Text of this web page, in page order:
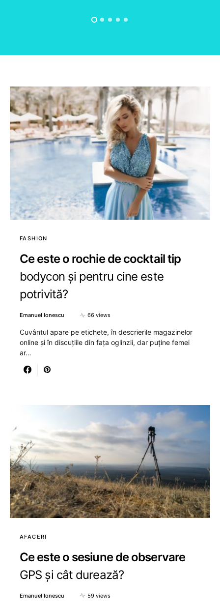
FASHION
Ce este o rochie de cocktail tip
bodycon și pentru cine este
potrivită?
Emanuel Ionescu 66 views
Cuvântul apare pe etichete, în descrierile magazinelor
online și în discuțiile din fața oglinzii, dar puține femei
ar…
AFACERI
Ce este o sesiune de observare
GPS și cât durează?
Emanuel Ionescu 59 views